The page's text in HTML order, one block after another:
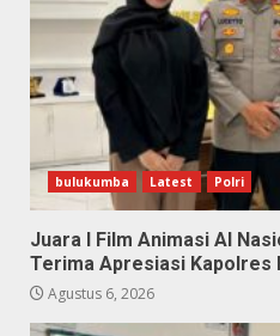
bulukumba Latest Polri
Juara I Film Animasi AI
Terima Apresiasi Kapolres
Agustus 6, 2026